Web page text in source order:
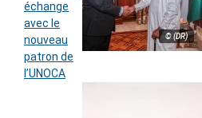
© (DR)
échange
avec le
nouveau
patron de
l’UNOCA